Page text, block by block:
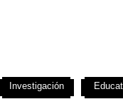
Investigación